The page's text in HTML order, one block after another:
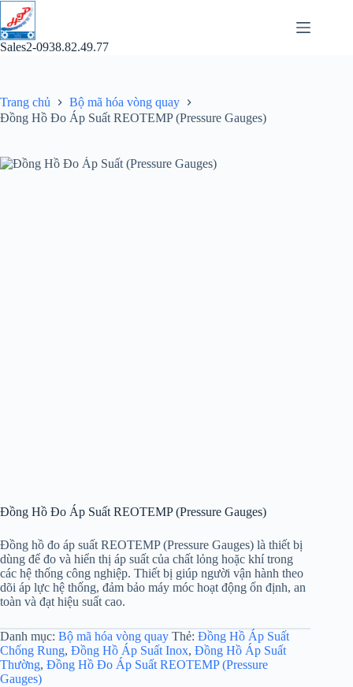
Chuyển
đến
phần
nội
Sales2-0938.82.49.77
Trang chủ
Bộ mã hóa vòng quay
Đồng Hồ Đo Áp Suất REOTEMP (Pressure Gauges)
Đồng Hồ Đo Áp Suất REOTEMP (Pressure Gauges)
Đồng hồ đo áp suất REOTEMP (Pressure Gauges) là thiết bị
dùng để đo và hiển thị áp suất của chất lỏng hoặc khí trong
các hệ thống công nghiệp. Thiết bị giúp người vận hành theo
dõi áp lực hệ thống, đảm bảo máy móc hoạt động ổn định, an
toàn và đạt hiệu suất cao.
Danh mục: Bộ mã hóa vòng quay Thẻ: Đồng Hồ Áp Suất
Chống Rung, Đồng Hồ Áp Suất Inox, Đồng Hồ Áp Suất
Thường, Đồng Hồ Đo Áp Suất REOTEMP (Pressure
Gauges)